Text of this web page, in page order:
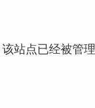
站点已经被管